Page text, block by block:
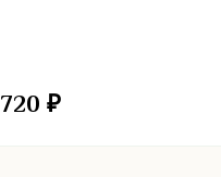
720 ₽